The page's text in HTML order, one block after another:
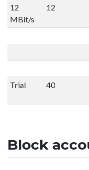
12
MBit/s
12
Trial 40
Block